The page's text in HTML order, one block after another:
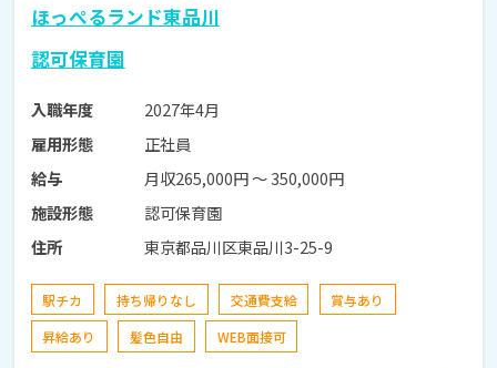
ほっぺるランド東品川
認可保育園
入職年度
2027年4月
雇用形態
正社員
給与
月収265,000円 〜 350,000円
施設形態
認可保育園
住所
東京都品川区東品川3-25-9
駅チカ 持ち帰りなし 交通費支給
賞与あり
昇給あり
髪色自由 WEB面接可